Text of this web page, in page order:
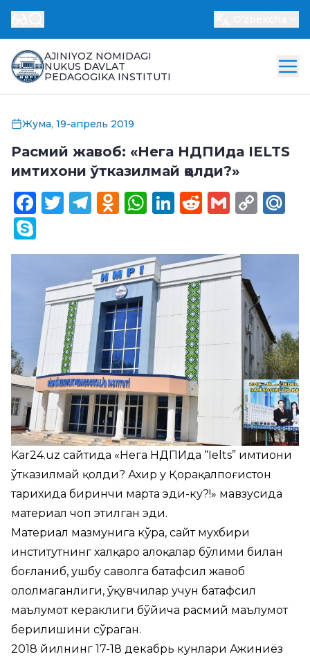
AJINIYOZ NOMIDAGI
NUKUS DAVLAT
PEDAGOGIKA INSTITUTI
Жума, 19-апрель 2019
Расмий жавоб: «Нега НДПИда IELTS
имтихони ўтказилмай қолди?»
Facebook
Twitter
Telegram
Odnoklassniki
WhatsApp
LinkedIn
Reddit
Gmail
Kar24.uz сайтида «Нега НДПИда “Ielts” имтиҳони
ўтказилмай қолди? Ахир у Қорақалпоғистон
тарихида биринчи марта эди-ку?!» мавзусида
материал чоп этилган эди.
Материал мазмунига кўра, сайт мухбири
институтнинг халқаро алоқалар бўлими билан
боғланиб, ушбу саволга батафсил жавоб
ололмаганлиги, ўқувчилар учун батафсил
маълумот кераклиги бўйича расмий маълумот
берилишини сўраган.
2018 йилнинг 17-18 декабрь кунлари Ажиниёз